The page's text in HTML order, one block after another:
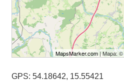
MapsMarker.com| Mapa: ©
GPS: 54.18642, 15.55421